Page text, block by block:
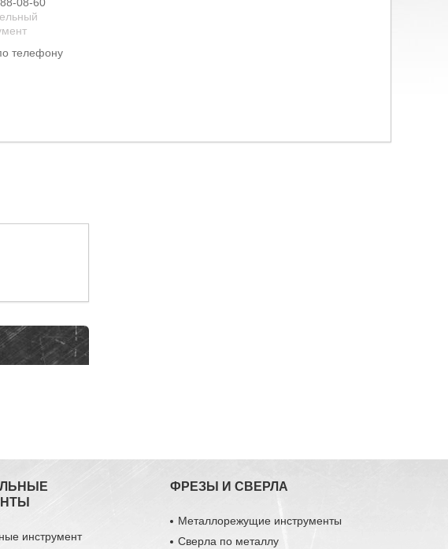
телефону
инструмент
ФРЕЗЫ И СВЕРЛА
Металлорежущие инструменты
Сверла по металлу